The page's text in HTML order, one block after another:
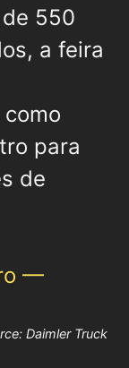
550
a feira
para
de
Daimler Truck